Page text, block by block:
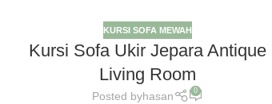
KURSI SOFA MEWAH
Kursi Sofa Ukir Jepara Antique
Living Room
Posted byhasan 0